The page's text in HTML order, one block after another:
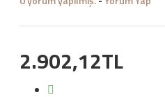
2.902,12TL